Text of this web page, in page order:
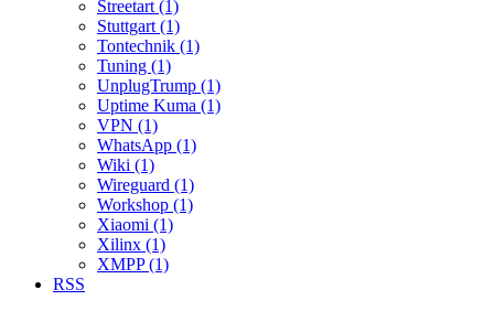
Streetart (1)
Stuttgart (1)
Tontechnik (1)
Tuning (1)
UnplugTrump (1)
Uptime Kuma (1)
VPN (1)
WhatsApp (1)
Wiki (1)
Wireguard (1)
Workshop (1)
Xiaomi (1)
Xilinx (1)
XMPP (1)
RSS